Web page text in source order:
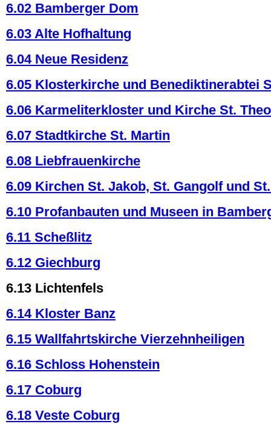
6.02 Bamberger Dom
6.03 Alte Hofhaltung
6.04 Neue Residenz
6.05 Klosterkirche und Benediktinerabtei
6.06 Karmeliterkloster und Kirche St.
6.07 Stadtkirche St. Martin
6.08 Liebfrauenkirche
6.09 Kirchen St. Jakob, St. Gangolf und
6.10 Profanbauten und Museen in
6.11 Scheßlitz
6.12 Giechburg
6.13 Lichtenfels
6.14 Kloster Banz
6.15 Wallfahrtskirche Vierzehnheiligen
6.16 Schloss Hohenstein
6.17 Coburg
6.18 Veste Coburg